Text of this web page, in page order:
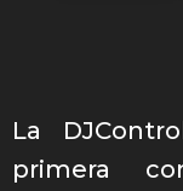
La
primera